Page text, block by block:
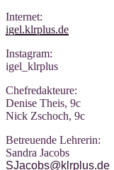
Inter­net:
igel.klrplus.de
Insta­gram:
igel_klrplus
Chef­re­dak­teu­re:
Deni­se Theis, 9c
Nick Zscho­ch, 9c
Betreu­en­de Lehrerin:
San­dra Jacobs
SJacobs@klrplus.de